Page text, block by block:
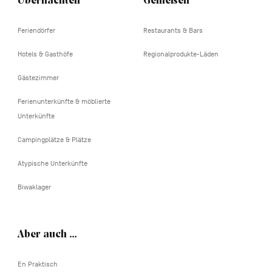
Feriendörfer
Hotels & Gasthöfe
Gästezimmer
Ferienunterkünfte & möblierte
Unterkünfte
Campingplätze & Plätze
Atypische Unterkünfte
Biwaklager
Restaurants & Bars
Regionalprodukte-Läden
Aber auch …
En Praktisch